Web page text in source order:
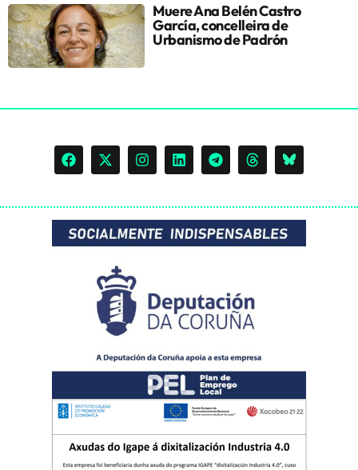
Muere Ana Belén Castro
García, concelleira de
Urbanismo de Padrón